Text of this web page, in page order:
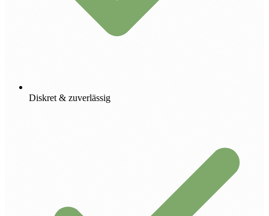
Diskret & zuverlässig